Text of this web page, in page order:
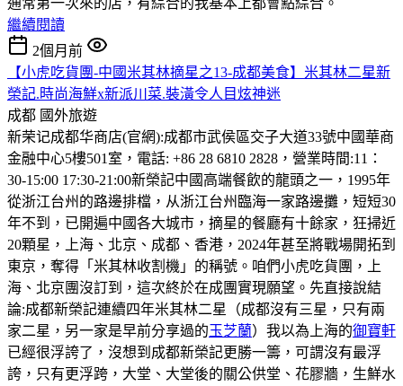
繼續閱讀
2個月前
【小虎吃貨團-中國米其林摘星之13-成都美食】米其林二星新
榮記.時尚海鮮x新派川菜.裝潢令人目炫神迷
成都 國外旅遊
新荣记成都华商店(官網):成都市武侯區交子大道33號中國華商
金融中心5樓501室，電話: +86 28 6810 2828，營業時間:11：
30-15:00 17:30-21:00新榮記中國高端餐飲的龍頭之一，1995年
從浙江台州的路邊排檔，从浙江台州臨海一家路邊攤，短短30
年不到，已開遍中國各大城市，摘星的餐廳有十餘家，狂掃近
20顆星，上海、北京、成都、香港，2024年甚至將戰場開拓到
東京，奪得「米其林收割機」的稱號。咱們小虎吃貨團，上
海、北京團沒訂到，這次終於在成團實現願望。先直接說結
論:成都新榮記連續四年米其林二星（成都沒有三星，只有兩
家二星，另一家是早前分享過的玉芝蘭）我以為上海的御寶軒
已經很浮誇了，沒想到成都新榮記更勝一籌，可謂沒有最浮
誇，只有更浮跨，大堂、大堂後的關公供堂、花膠牆，生鮮水